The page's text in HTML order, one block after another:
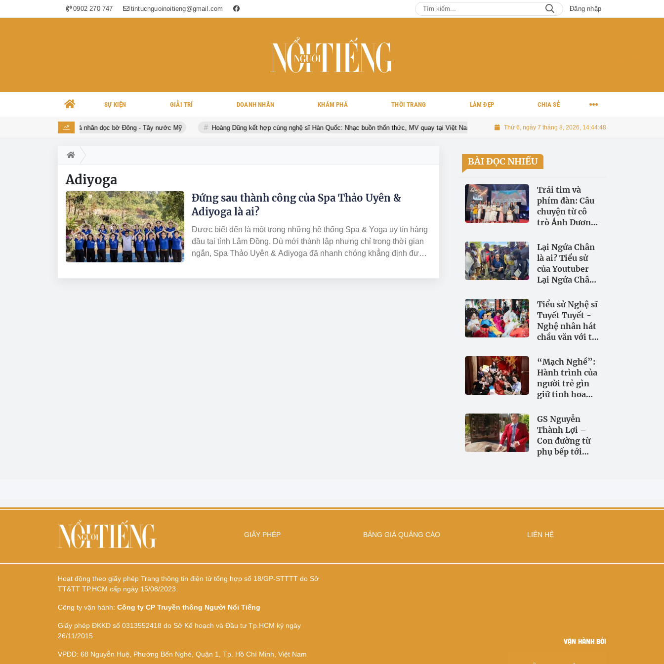
0902 270 747 tintucnguoinoitieng@gmail.com Đăng nhập
SỰ KIỆN GIẢI TRÍ DOANH NHÂN KHÁM PHÁ THỜI TRANG LÀM ĐẸP CHIA SẺ
đông đến tour diễn cá nhân dọc bờ Đông - Tây nước Mỹ Hoàng Dũng kết hợp cùng nghệ sĩ Hàn Quốc: Nhạc buồn thổn thức, MV quay tại Việt Nam đẹp lãng mạn Sports Festival 2026 xác lập Kỷ lục Việt Nam
Thứ 6, ngày 7 tháng 8, 2026, 14:44:49
Adiyoga
Đứng sau thành công của Spa Thảo Uyên &
Adiyoga là ai?
Được biết đến là một trong những hệ thống Spa & Yoga uy tín hàng
đầu tại tỉnh Lâm Đồng. Dù mới thành lập nhưng chỉ trong thời gian
ngắn, Spa Thảo Uyên & Adiyoga đã nhanh chóng khẳng định được
thành điểm đến yêu thích của đông đảo chị em phụ nữ
BÀI ĐỌC NHIỀU
Trái tim và
phím đàn: Câu
chuyện từ cô
trò Ánh Dương
hoan Piano
toàn quốc 2025
Lại Ngứa Chân
là ai? Tiểu sử
của Youtuber
Lại Ngứa Chân
gia trên thế
giới
Tiểu sử Nghệ sĩ
Tuyết Tuyết -
Nghệ nhân hát
chầu văn với tài
mê
“Mạch Nghề”:
Hành trình của
người trẻ gìn
giữ tinh hoa
GS Nguyễn
Thành Lợi –
Con đường từ
phụ bếp tới
GIẤY PHÉP BẢNG GIÁ QUẢNG CÁO LIÊN HỆ
Hoạt động theo giấy phép Trang thông tin điện tử tổng hợp số 18/GP-STTTT do Sở
TT&TT TP.HCM cấp ngày 15/08/2023.
Công ty vận hành: Công ty CP Truyền thông Người Nổi Tiếng
Giấy phép ĐKKD số 0313552418 do Sở Kế hoạch và Đầu tư Tp.HCM ký ngày
26/11/2015
VPĐD: 68 Nguyễn Huệ, Phường Bến Nghé, Quận 1, Tp. Hồ Chí Minh, Việt Nam
VẬN HÀNH BỞI